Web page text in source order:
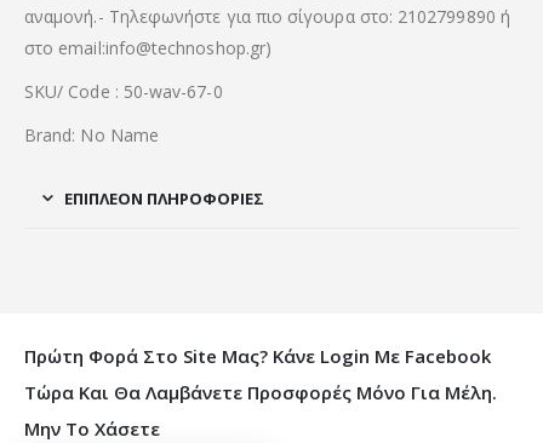
αναμονή.- Τηλεφωνήστε για πιο σίγουρα στο: 2102799890 ή
στο email:info@technoshop.gr)
SKU/ Code : 50-wav-67-0
Brand: No Name
ΕΠΙΠΛΈΟΝ ΠΛΗΡΟΦΟΡΊΕΣ
Πρώτη Φορά Στο Site Μας? Κάνε Login Με Facebook
Τώρα Και Θα Λαμβάνετε Προσφορές Μόνο Για Μέλη.
Μην Το Χάσετε